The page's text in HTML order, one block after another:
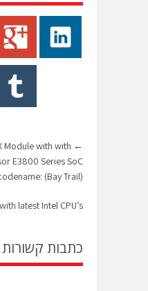
←
Module with with
E3800 Series SoC
(Bay Trail)
latest Intel CPU’s
כתבות קשורות